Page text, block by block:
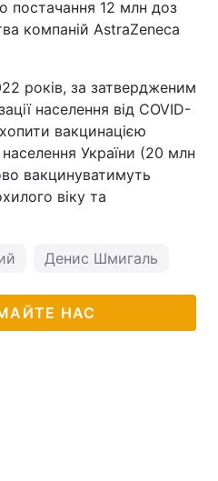
постачання 12 млн доз
компаній AstraZeneca
років, за затвердженим
населення від COVID-
вакцинацією
України (20 млн
вакцинуватимуть
віку та
Денис Шмигаль
НАС